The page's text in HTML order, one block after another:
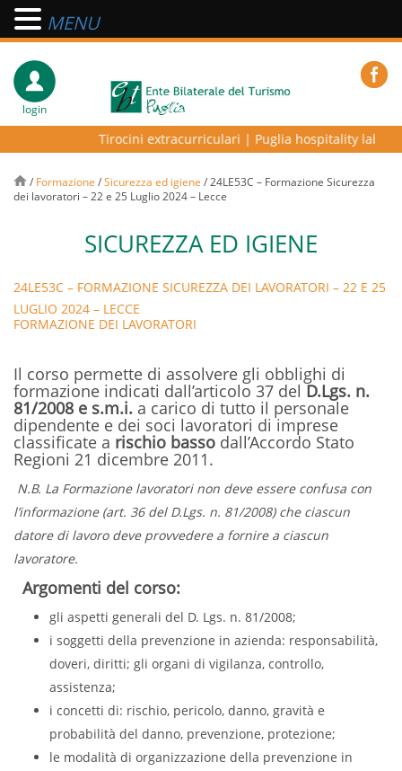
login
Tirocini extracurriculari| Puglia hospitality lab –
/ Formazione /Sicurezza ed igiene /24LE53C – Formazione Sicurezza
dei lavoratori – 22 e 25 Luglio 2024 – Lecce
SICUREZZA ED IGIENE
24LE53C – FORMAZIONE SICUREZZA DEI LAVORATORI – 22 E 25
LUGLIO 2024 – LECCE
FORMAZIONE DEI LAVORATORI
Il corso permette di assolvere gli obblighi di
formazione indicati dall’articolo 37 delD.Lgs. n.
81/2008 e s.m.i. a carico di tutto il personale
dipendente e dei soci lavoratori di imprese
classificate a rischio basso dall’Accordo Stato
Regioni 21 dicembre 2011.
N.B. La Formazione lavoratori non deve essere confusa con
l’informazione (art. 36 del D.Lgs. n. 81/2008) che ciascun
datore di lavoro deve provvedere a fornire a ciascun
lavoratore.
Argomenti del corso:
gli aspetti generali del D. Lgs. n. 81/2008;
i soggetti della prevenzione in azienda: responsabilità,
doveri, diritti; gli organi di vigilanza, controllo,
assistenza;
i concetti di: rischio, pericolo, danno, gravità e
probabilità del danno, prevenzione, protezione;
le modalità di organizzazione della prevenzione in
MENU